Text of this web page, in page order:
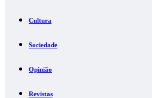
Cultura
Sociedade
Opinião
Revistas